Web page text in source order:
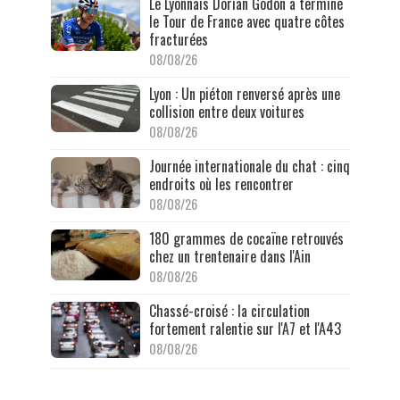
le Tour de France avec quatre côtes
fracturées
08/08/26
Lyon : Un piéton renversé après une
collision entre deux voitures
08/08/26
Journée internationale du chat : cinq
endroits où les rencontrer
08/08/26
180 grammes de cocaïne retrouvés
chez un trentenaire dans l'Ain
08/08/26
Chassé-croisé : la circulation
fortement ralentie sur l'A7 et l'A43
08/08/26